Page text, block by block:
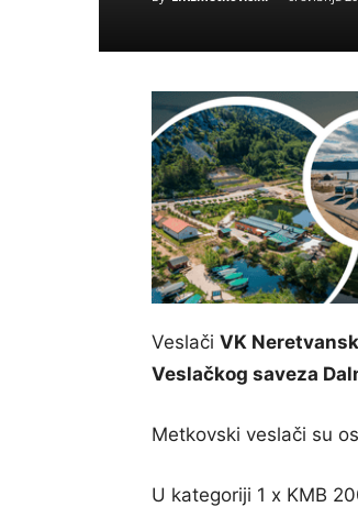
Veslači VK
Veslačkog saveza
Metkovski veslači su
U kategoriji 1 x KMB